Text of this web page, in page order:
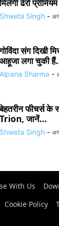
मिलेंगी ढेरों
Shweta Singh -
गोविंदा संग दिखी
आहूजा लगा चुकी
Alpana Sharma -
बेहतरीन फीचर्स
Trion, जानें...
Shweta Singh -
With Us
Cookie Policy